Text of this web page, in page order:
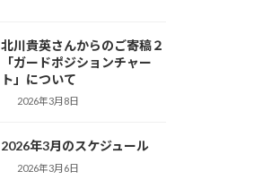
北川貴英さんからのご寄稿２
「ガードポジションチャー
ト」について
2026年3月8日
2026年3月のスケジュール
2026年3月6日